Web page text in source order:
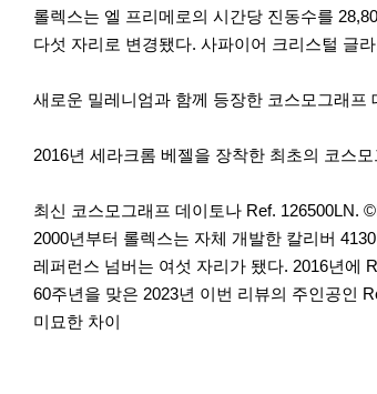
롤렉스는 엘 프리메로의 시간당 진동수를
다섯 자리로 변경됐다. 사파이어 크리스털 글
새로운 밀레니엄과 함께 등장한 코스모그래
2016년 세라크롬 베젤을 장착한 최초의 코스
최신 코스모그래프 데이토나 Ref. 126500LN.
2000년부터 롤렉스는 자체 개발한 칼리버
레퍼런스 넘버는 여섯 자리가 됐다. 2016년에
60주년을 맞은 2023년 이번 리뷰의 주인공인
미묘한 차이